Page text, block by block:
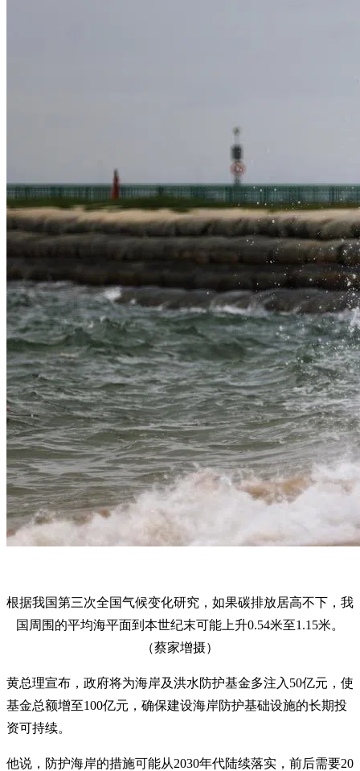
根据我国第三次全国气候变化研究，如果碳排放居高不下，我
国周围的平均海平面到本世纪末可能上升0.54米至1.15米。
（蔡家增摄）
黄总理宣布，政府将为海岸及洪水防护基金多注入50亿元，使
基金总额增至100亿元，确保建设海岸防护基础设施的长期投
资可持续。
他说，防护海岸的措施可能从2030年代陆续落实，前后需要20